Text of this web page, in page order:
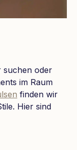
suchen oder
im Raum
finden wir
Hier sind